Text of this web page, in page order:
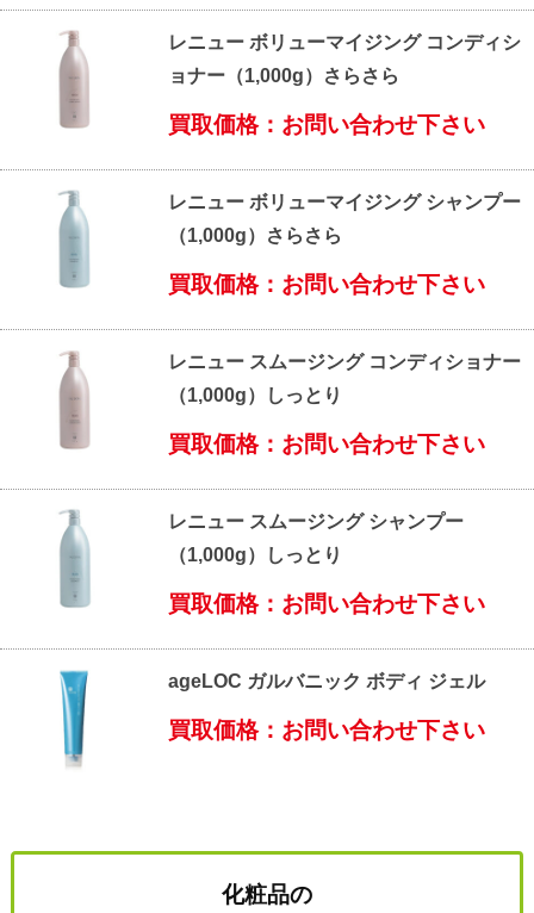
レニュー ボリューマイジング コンディシ
ョナー（1,000g）さらさら
買取価格：お問い合わせ下さい
レニュー ボリューマイジング シャンプー
（1,000g）さらさら
買取価格：お問い合わせ下さい
レニュー スムージング コンディショナー
（1,000g）しっとり
買取価格：お問い合わせ下さい
レニュー スムージング シャンプー
（1,000g）しっとり
買取価格：お問い合わせ下さい
ageLOC ガルバニック ボディ ジェル
買取価格：お問い合わせ下さい
化粧品の